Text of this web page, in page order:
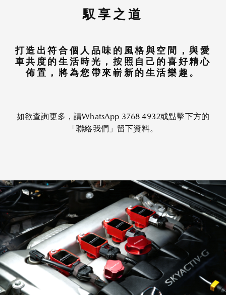
馭享之道
打造出符合個人品味的風格與空間，與愛
車共度的生活時光，按照自己的喜好精心
佈置，將為您帶來嶄新的生活樂趣。
如欲查詢更多，請WhatsApp 3768 4932或點擊下方的
「聯絡我們」留下資料。